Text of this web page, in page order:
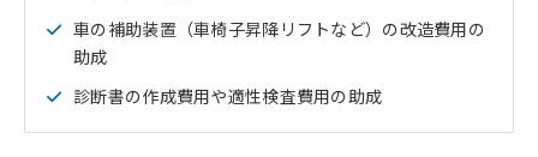
車の補助装置（車椅子昇降リフトなど）の改造費用の
助成
診断書の作成費用や適性検査費用の助成